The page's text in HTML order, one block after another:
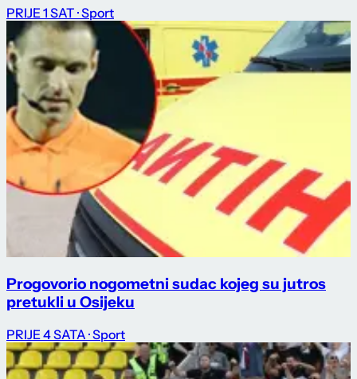
PRIJE 1 SAT · Sport
Progovorio nogometni sudac kojeg su jutros
pretukli u Osijeku
PRIJE 4 SATA · Sport